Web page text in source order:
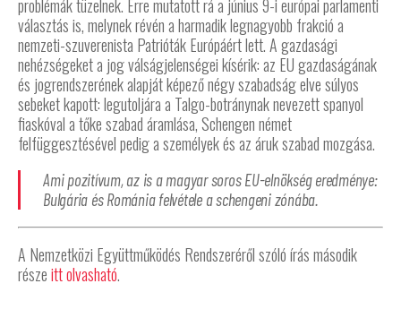
problémák tüzelnek. Erre mutatott rá a június 9-i európai parlamenti
választás is, melynek révén a harmadik legnagyobb frakció a
nemzeti-szuverenista Patrióták Európáért lett. A gazdasági
nehézségeket a jog válságjelenségei kísérik: az EU gazdaságának
és jogrendszerének alapját képező négy szabadság elve súlyos
sebeket kapott: legutoljára a Talgo-botránynak nevezett spanyol
fiaskóval a tőke szabad áramlása, Schengen német
felfüggesztésével pedig a személyek és az áruk szabad mozgása.
Ami pozitívum, az is a magyar soros EU-elnökség eredménye:
Bulgária és Románia felvétele a schengeni zónába.
A Nemzetközi Együttműködés Rendszeréről szóló írás második
részeitt olvasható.